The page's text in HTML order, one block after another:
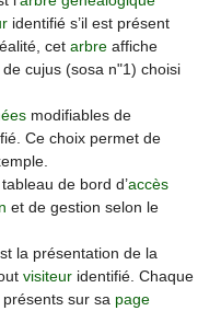
identifié s’il est présent
cet arbreaffiche
cujus (sosa n"1) choisi
modifiables de
Ce choix permet de
de bord d’accès
et de gestion selon le
la présentation de la
visiteuridentifié. Chaque
sur sa page